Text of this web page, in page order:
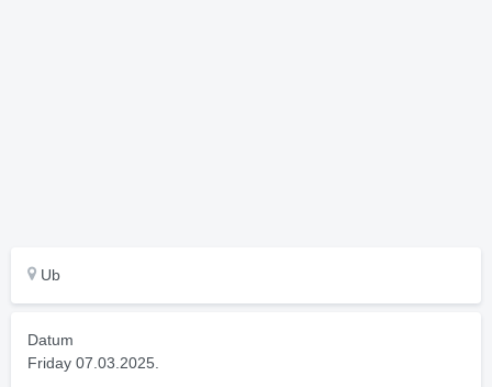
Ub
Datum
Friday 07.03.2025.